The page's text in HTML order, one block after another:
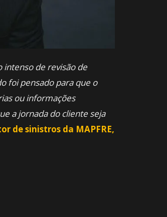
intenso de revisão de
foi pensado para que o
ou informações
a jornada do cliente seja
de sinistros da MAPFRE,